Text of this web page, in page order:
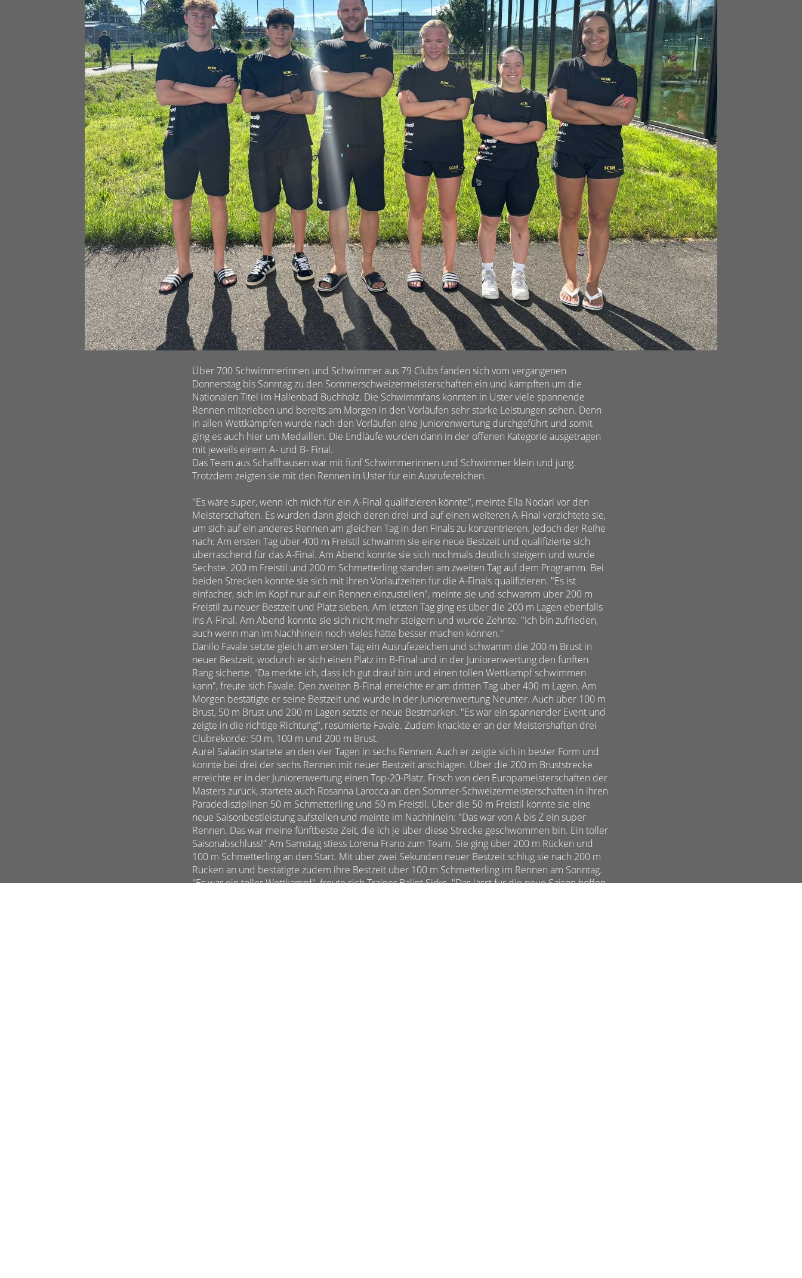
Über 700 Schwimmerinnen und Schwimmer aus 79 Clubs fanden sich vom vergangenen
Donnerstag bis Sonntag zu den Sommerschweizermeisterschaften ein und kämpften um die
Nationalen Titel im Hallenbad Buchholz. Die Schwimmfans konnten in Uster viele spannende
Rennen miterleben und bereits am Morgen in den Vorläufen sehr starke Leistungen sehen. Denn
in allen Wettkämpfen wurde nach den Vorläufen eine Juniorenwertung durchgeführt und somit
ging es auch hier um Medaillen. Die Endläufe wurden dann in der offenen Kategorie ausgetragen
mit jeweils einem A- und B- Final.
Das Team aus Schaffhausen war mit fünf Schwimmerinnen und Schwimmer klein und jung.
Trotzdem zeigten sie mit den Rennen in Uster für ein Ausrufezeichen.
"Es wäre super, wenn ich mich für ein A-Final qualifizieren könnte", meinte Ella Nodari vor den
Meisterschaften. Es wurden dann gleich deren drei und auf einen weiteren A-Final verzichtete sie,
um sich auf ein anderes Rennen am gleichen Tag in den Finals zu konzentrieren. Jedoch der Reihe
nach: Am ersten Tag über 400 m Freistil schwamm sie eine neue Bestzeit und qualifizierte sich
überraschend für das A-Final. Am Abend konnte sie sich nochmals deutlich steigern und wurde
Sechste. 200 m Freistil und 200 m Schmetterling standen am zweiten Tag auf dem Programm. Bei
beiden Strecken konnte sie sich mit ihren Vorlaufzeiten für die A-Finals qualifizieren. "Es ist
einfacher, sich im Kopf nur auf ein Rennen einzustellen", meinte sie und schwamm über 200 m
Freistil zu neuer Bestzeit und Platz sieben. Am letzten Tag ging es über die 200 m Lagen ebenfalls
ins A-Final. Am Abend konnte sie sich nicht mehr steigern und wurde Zehnte. "Ich bin zufrieden,
auch wenn man im Nachhinein noch vieles hätte besser machen können."
Danilo Favale setzte gleich am ersten Tag ein Ausrufezeichen und schwamm die 200 m Brust in
neuer Bestzeit, wodurch er sich einen Platz im B-Final und in der Juniorenwertung den fünften
Rang sicherte. "Da merkte ich, dass ich gut drauf bin und einen tollen Wettkampf schwimmen
kann", freute sich Favale. Den zweiten B-Final erreichte er am dritten Tag über 400 m Lagen. Am
Morgen bestätigte er seine Bestzeit und wurde in der Juniorenwertung Neunter. Auch über 100 m
Brust, 50 m Brust und 200 m Lagen setzte er neue Bestmarken. "Es war ein spannender Event und
zeigte in die richtige Richtung", resümierte Favale. Zudem knackte er an der Meistershaften drei
Clubrekorde: 50 m, 100 m und 200 m Brust.
Aurel Saladin startete an den vier Tagen in sechs Rennen. Auch er zeigte sich in bester Form und
konnte bei drei der sechs Rennen mit neuer Bestzeit anschlagen. Über die 200 m Bruststrecke
erreichte er in der Juniorenwertung einen Top-20-Platz. Frisch von den Europameisterschaften der
Masters zurück, startete auch Rosanna Larocca an den Sommer-Schweizermeisterschaften in ihren
Paradedisziplinen 50 m Schmetterling und 50 m Freistil. Über die 50 m Freistil konnte sie eine
neue Saisonbestleistung aufstellen und meinte im Nachhinein: "Das war von A bis Z ein super
Rennen. Das war meine fünftbeste Zeit, die ich je über diese Strecke geschwommen bin. Ein toller
Saisonabschluss!" Am Samstag stiess Lorena Frano zum Team. Sie ging über 200 m Rücken und
100 m Schmetterling an den Start. Mit über zwei Sekunden neuer Bestzeit schlug sie nach 200 m
Rücken an und bestätigte zudem ihre Bestzeit über 100 m Schmetterling im Rennen am Sonntag.
"Es war ein toller Wettkampf", freute sich Trainer Balint Sirko. "Das lässt für die neue Saison hoffen.